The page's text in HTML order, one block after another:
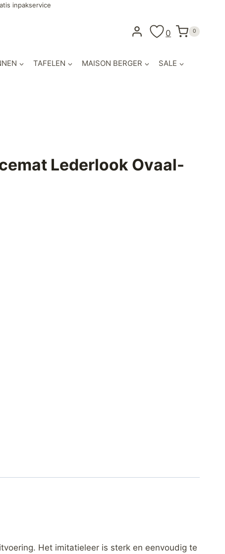
inpakservice
0 0
TAFELEN MAISON BERGER SALE
Lederlook Ovaal-
Het imitatieleer is sterk en eenvoudig te